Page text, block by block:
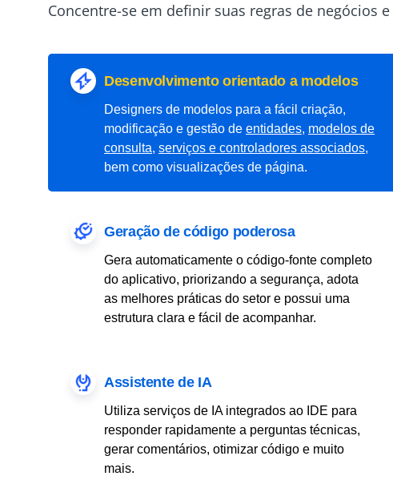
Concentre-se em definir suas regras de negócios
Desenvolvimento orientado a modelos
Designers de modelos para a fácil criação,
modificação e gestão de entidades, modelos de
consulta, serviços e controladores associados,
bem como visualizações de página.
Geração de código poderosa
Gera automaticamente o código-fonte completo
do aplicativo, priorizando a segurança, adota
as melhores práticas do setor e possui uma
estrutura clara e fácil de acompanhar.
Assistente de IA
Utiliza serviços de IA integrados ao IDE para
responder rapidamente a perguntas técnicas,
gerar comentários, otimizar código e muito
mais.